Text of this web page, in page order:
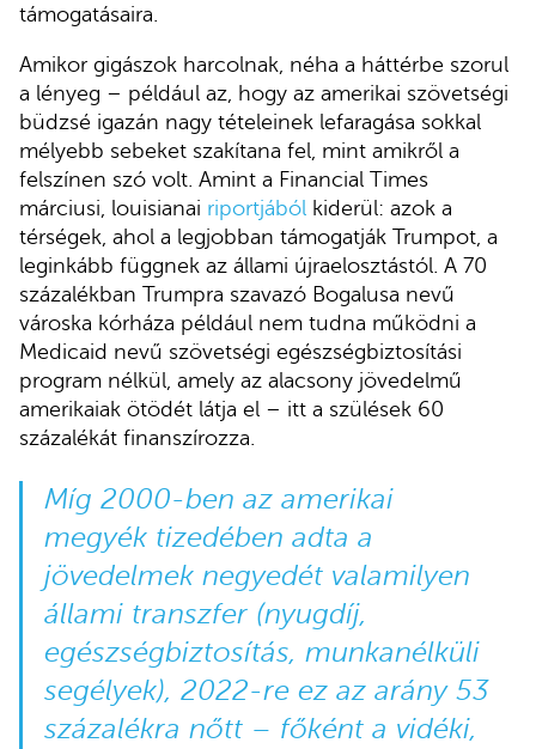
támogatásaira.
Amikor gigászok harcolnak, néha a háttérbe szorul
a lényeg – például az, hogy az amerikai szövetségi
büdzsé igazán nagy tételeinek lefaragása sokkal
mélyebb sebeket szakítana fel, mint amikről a
felszínen szó volt. Amint a Financial Times
márciusi, louisianai riportjából kiderül: azok a
térségek, ahol a legjobban támogatják Trumpot, a
leginkább függnek az állami újraelosztástól. A 70
százalékban Trumpra szavazó Bogalusa nevű
városka kórháza például nem tudna működni a
Medicaid nevű szövetségi egészségbiztosítási
program nélkül, amely az alacsony jövedelmű
amerikaiak ötödét látja el – itt a szülések 60
százalékát finanszírozza.
Míg 2000-ben az amerikai
megyék tizedében adta a
jövedelmek negyedét valamilyen
állami transzfer (nyugdíj,
egészségbiztosítás, munkanélküli
segélyek), 2022-re ez az arány 53
százalékra nőtt – főként a vidéki,